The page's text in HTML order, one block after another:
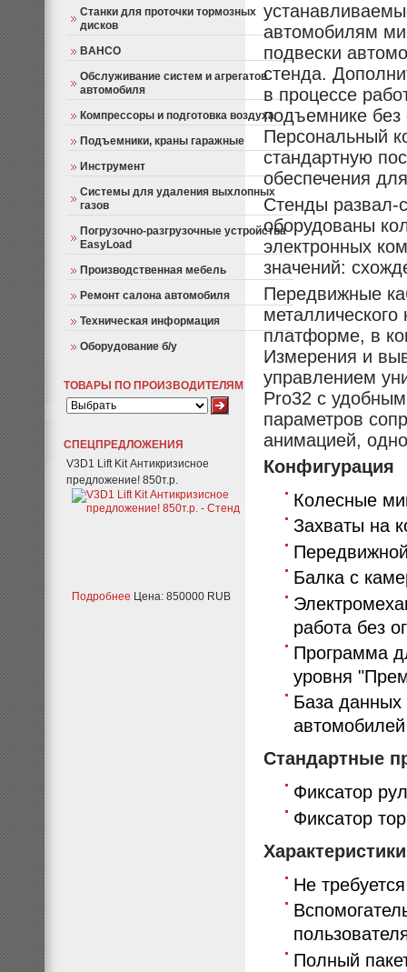
Станки для проточки тормозных
дисков
BAHCO
Обслуживание систем и агрегатов
автомобиля
Компрессоры и подготовка воздуха
Подъемники, краны гаражные
Инструмент
Системы для удаления выхлопных
газов
Погрузочно-разгрузочные устройства
EasyLoad
Производственная мебель
Ремонт салона автомобиля
Техническая информация
Оборудование б/у
ТОВАРЫ ПО ПРОИЗВОДИТЕЛЯМ
СПЕЦПРЕДЛОЖЕНИЯ
V3D1 Lift Kit Антикризисное
предложение! 850т.р.
Подробнее Цена: 850000 RUB
автомобилям
подвески
стенда.
в процессе
подъемнике без
Персональный
стандартную
обеспечения
Стенды развал-
оборудованы
электронных
значений:
Передвижные
металлического
платформе, в
Измерения и
управлением
Pro32 с
параметров
анимацией,
Конфигурация
Колесные
Захваты на
Балка с
работа без
Программа
уровня
База данных
автомобилей
Стандартные
Фиксатор
Фиксатор
Не
Полный